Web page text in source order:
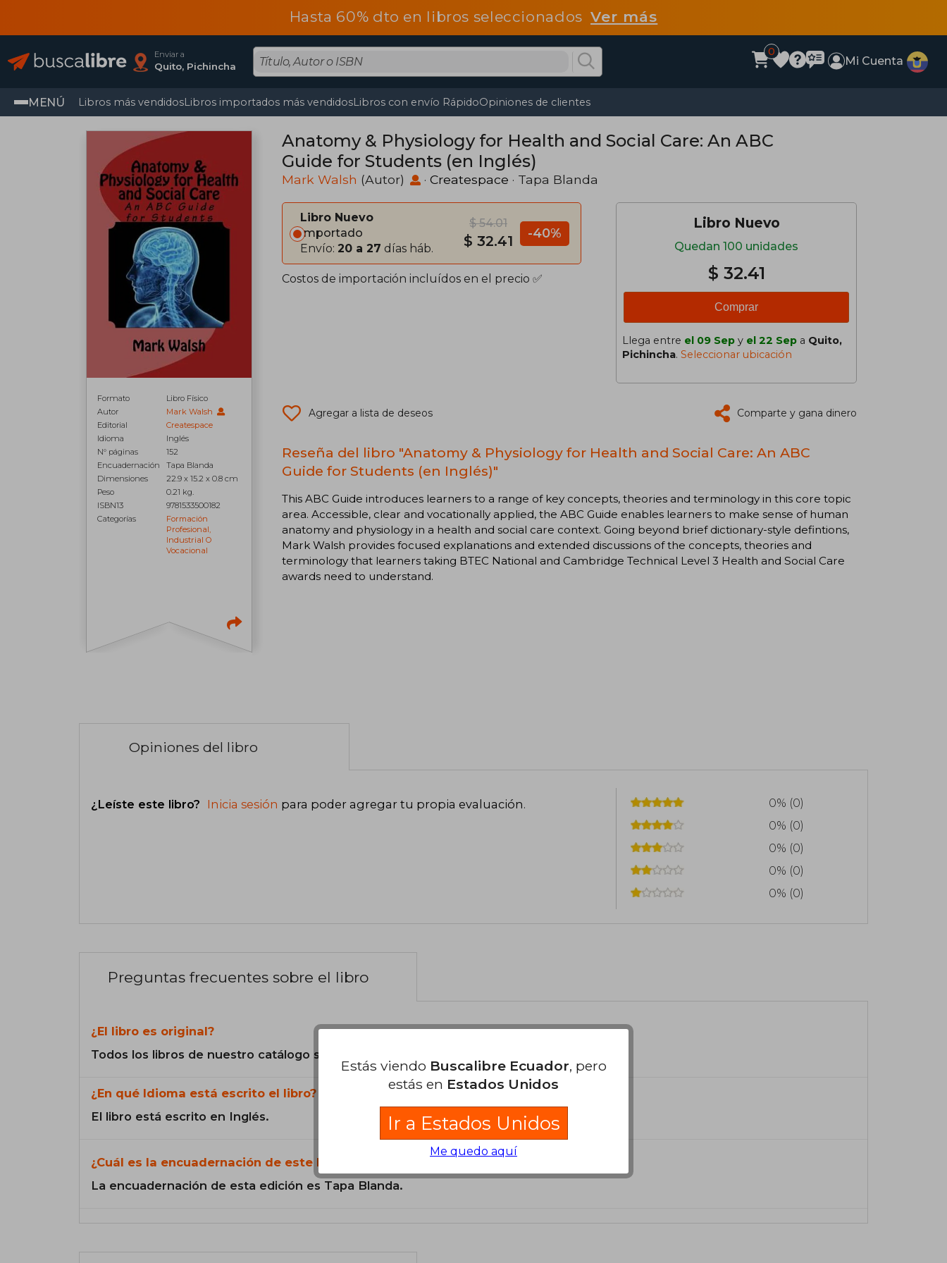
Hasta 60% dto en libros seleccionadosVer más
Enviar a
Quito, Pichincha
0
Mi Cuenta
MENÚ Libros más vendidosLibros importados más vendidosLibros con envío RápidoOpiniones de clientes
Formato
Libro Físico
Autor
Mark Walsh
Editorial
Createspace
Idioma
Inglés
N° páginas
152
Encuadernación
Tapa Blanda
Dimensiones
22.9 x 15.2 x 0.8 cm
Peso
0.21 kg.
ISBN13
9781533500182
Categorías
Formación
Profesional,
Industrial O
Vocacional
Anatomy & Physiology for Health and Social Care: An ABC
Guide for Students (en Inglés)
Mark Walsh (Autor) · Createspace · Tapa Blanda
Libro Nuevo
Importado
Envío: 20 a 27 días háb.
$ 54.01
$ 32.41 -40%
Costos de importación incluídos en el precio ✅
Libro Nuevo
Quedan 100 unidades
$ 32.41
Comprar
Llega entre el 09 Sep y el 22 Sep a Quito,
Pichincha. Seleccionar ubicación
Agregar a lista de deseos Comparte y gana dinero
Reseña del libro "Anatomy & Physiology for Health and Social Care: An ABC
Guide for Students (en Inglés)"
This ABC Guide introduces learners to a range of key concepts, theories and terminology in this core topic
area. Accessible, clear and vocationally applied, the ABC Guide enables learners to make sense of human
anatomy and physiology in a health and social care context. Going beyond brief dictionary-style defintions,
Mark Walsh provides focused explanations and extended discussions of the concepts, theories and
terminology that learners taking BTEC National and Cambridge Technical Level 3 Health and Social Care
awards need to understand.
Opiniones del libro
¿Leíste este libro? Inicia sesión para poder agregar tu propia evaluación.
0% (0)
0% (0)
0% (0)
0% (0)
0% (0)
Preguntas frecuentes sobre el libro
¿El libro es original?
Todos los libros de nuestro catálogo son Originales.
¿En qué Idioma está escrito el libro?
El libro está escrito en Inglés.
¿Cuál es la encuadernación de este libro?
La encuadernación de esta edición es Tapa Blanda.
Estás viendo Buscalibre Ecuador, pero
estás en Estados Unidos
Ir a Estados Unidos
Me quedo aquí